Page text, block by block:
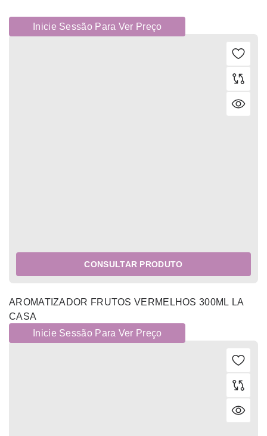
Inicie Sessão Para Ver Preço
CONSULTAR PRODUTO
AROMATIZADOR FRUTOS VERMELHOS 300ML LA
CASA
Inicie Sessão Para Ver Preço